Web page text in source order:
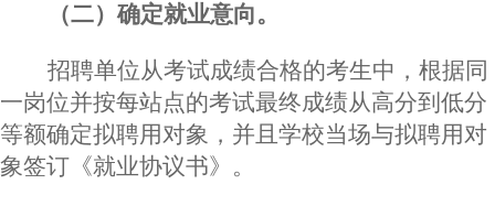
（二）确定就业意向。
招聘单位从考试成绩合格的考生中，根据同
一岗位并按每站点的考试最终成绩从高分到低分
等额确定拟聘用对象，并且学校当场与拟聘用对
象签订《就业协议书》。